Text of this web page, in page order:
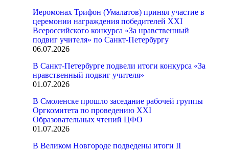
Иеромонах Трифон (Умалатов) принял участие в
церемонии награждения победителей XXI
Всероссийского конкурса «За нравственный
подвиг учителя» по Санкт-Петербургу
06.07.2026
В Санкт-Петербурге подвели итоги конкурса «За
нравственный подвиг учителя»
01.07.2026
В Смоленске прошло заседание рабочей группы
Оргкомитета по проведению XXI
Образовательных чтений ЦФО
01.07.2026
В Великом Новгороде подведены итоги II